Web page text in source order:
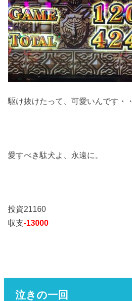
駆け抜けたって、可愛いんです・・
愛すべき駄犬よ、永遠に。
投資21160
収支-13000
泣きの一回